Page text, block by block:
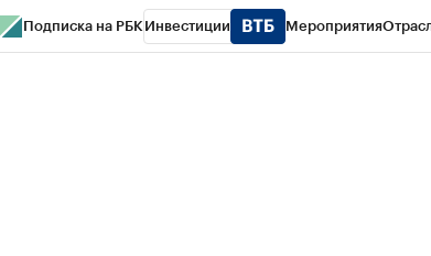
Подписка на РБК Инвестиции Мероприятия